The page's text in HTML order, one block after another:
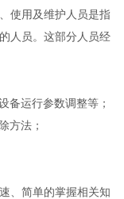
使用及维护人员是指
人员。这部分人员经
运行参数调整等；
方法；
、简单的掌握相关知